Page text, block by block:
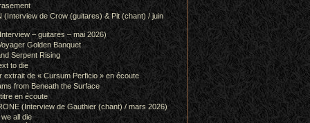
(Interview de Crow (guitares) & Pit (chant) / juin
– guitares – mai 2026)
Golden Banquet
Serpent Rising
to die
extrait de « Cursum Perficio » en écoute
from Beneath the Surface
en écoute
(Interview de Gauthier (chant) / mars 2026)
all die